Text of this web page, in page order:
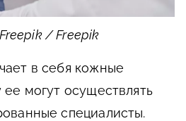
/ Freepik
в себя кожные
могут осуществлять
специалисты.